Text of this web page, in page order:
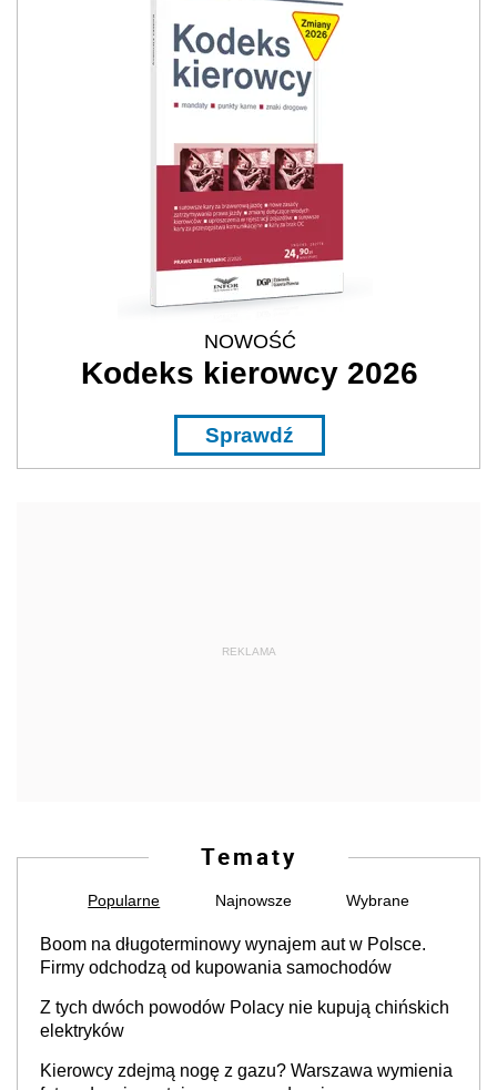
NOWOŚĆ
Kodeks kierowcy 2026
Sprawdź
REKLAMA
Tematy
Popularne Najnowsze Wybrane
Boom na długoterminowy wynajem aut w Polsce.
Firmy odchodzą od kupowania samochodów
Z tych dwóch powodów Polacy nie kupują chińskich
elektryków
Kierowcy zdejmą nogę z gazu? Warszawa wymienia